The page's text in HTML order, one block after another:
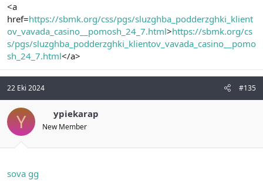
<a
href=https://sbmk.org/css/pgs/sluzghba_podderzghki_klient
ov_vavada_casino__pomosh_24_7.html>https://sbmk.org/cs
s/pgs/sluzghba_podderzghki_klientov_vavada_casino__pomo
sh_24_7.html</a>
22 Eki 2024 #135
Y ypiekarap
New Member
sova gg